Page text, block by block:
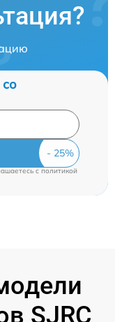
cполитикой
SJRC